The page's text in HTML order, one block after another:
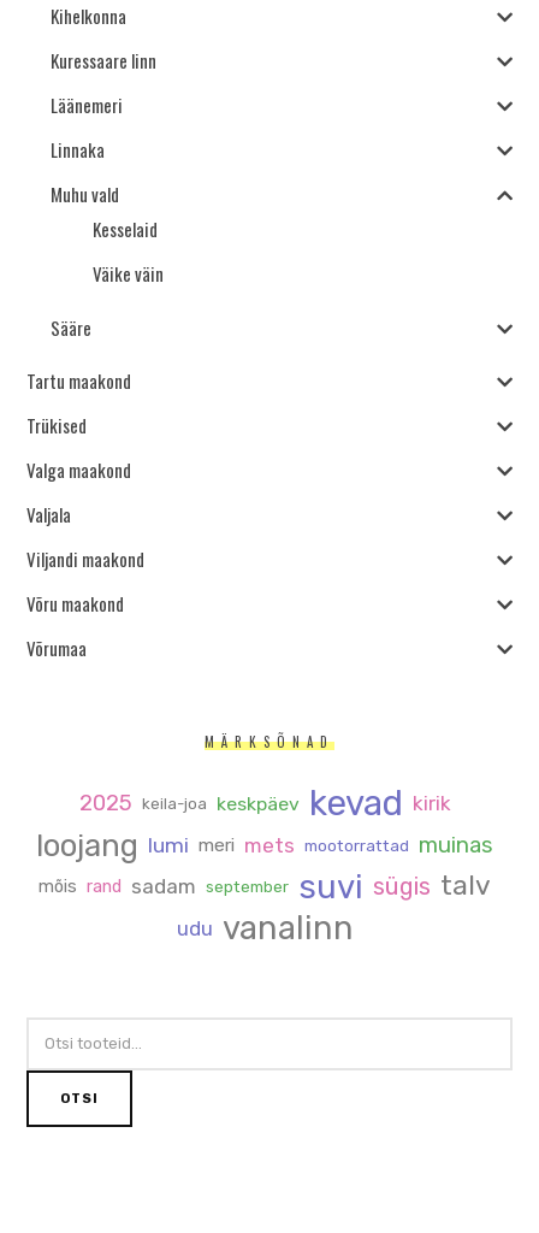
Kihelkonna
Kuressaare linn
Läänemeri
Linnaka
Muhu vald
Kesselaid
Väike väin
Sääre
Tartu maakond
Trükised
Valga maakond
Valjala
Viljandi maakond
Võru maakond
Võrumaa
MÄRKSÕNAD
2025 keila-joa keskpäev kevad kirik
loojang lumi meri mets mootorrattad muinas
mõis rand sadam september suvi sügis talv
udu vanalinn
OTSI